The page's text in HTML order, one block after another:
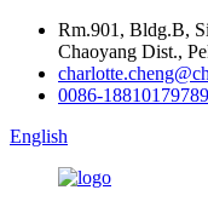
Rm.901, Bldg.B,
Chaoyang Dist.,
0086-18810179789
English